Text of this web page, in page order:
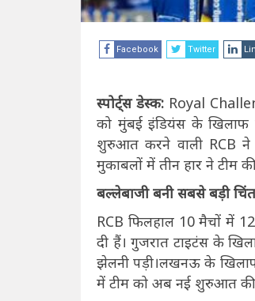
Facebook Twitter
स्पोर्ट्स डेस्क: Royal
को मुंबई इंडियंस के खिलाफ
शुरुआत करने वाली RCB
मुकाबलों में तीन हार ने टीम
बल्लेबाजी बनी सबसे बड़ी
RCB फिलहाल 10 मैचों में
दी हैं। गुजरात टाइटंस के
झेलनी पड़ी।लखनऊ के
में टीम को अब नई शुरुआत की